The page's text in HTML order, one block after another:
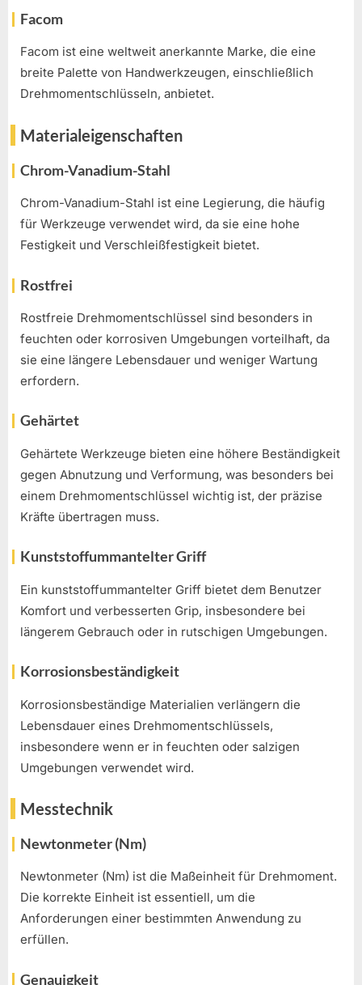
Facom
Facom ist eine weltweit anerkannte Marke, die eine
breite Palette von Handwerkzeugen, einschließlich
Drehmomentschlüsseln, anbietet.
Materialeigenschaften
Chrom-Vanadium-Stahl
Chrom-Vanadium-Stahl ist eine Legierung, die häufig
für Werkzeuge verwendet wird, da sie eine hohe
Festigkeit und Verschleißfestigkeit bietet.
Rostfrei
Rostfreie Drehmomentschlüssel sind besonders in
feuchten oder korrosiven Umgebungen vorteilhaft, da
sie eine längere Lebensdauer und weniger Wartung
erfordern.
Gehärtet
Gehärtete Werkzeuge bieten eine höhere Beständigkeit
gegen Abnutzung und Verformung, was besonders bei
einem Drehmomentschlüssel wichtig ist, der präzise
Kräfte übertragen muss.
Kunststoffummantelter Griff
Ein kunststoffummantelter Griff bietet dem Benutzer
Komfort und verbesserten Grip, insbesondere bei
längerem Gebrauch oder in rutschigen Umgebungen.
Korrosionsbeständigkeit
Korrosionsbeständige Materialien verlängern die
Lebensdauer eines Drehmomentschlüssels,
insbesondere wenn er in feuchten oder salzigen
Umgebungen verwendet wird.
Messtechnik
Newtonmeter (Nm)
Newtonmeter (Nm) ist die Maßeinheit für Drehmoment.
Die korrekte Einheit ist essentiell, um die
Anforderungen einer bestimmten Anwendung zu
erfüllen.
Genauigkeit